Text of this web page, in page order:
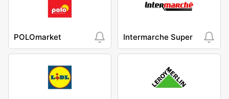
POLOmarket Intermarche Super